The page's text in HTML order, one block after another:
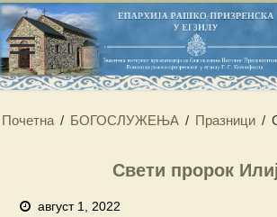
Почетна / БОГОСЛУЖЕЊА / Празници /
Свети пророк
август 1, 2022